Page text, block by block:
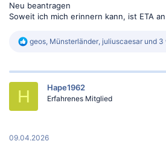
Neu beantragen
Soweit ich mich erinnern kann, ist ETA
R
k
:
geos, Münsterländer, juliuscaesar und 3
H Hape1962
Erfahrenes Mitglied
09.04.2026